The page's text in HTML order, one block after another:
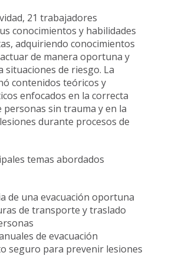
21 trabajadores
conocimientos y habilidades
adquiriendo conocimientos
de manera oportuna y
situaciones de riesgo. La
contenidos teóricos y
enfocados en la correcta
personas sin trauma y en la
durante procesos de
temas abordados
de una evacuación oportuna
de transporte y traslado
de evacuación
seguro para prevenir lesiones